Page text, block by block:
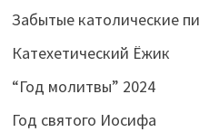
Забытые католические
Катехетический Ёжик
“Год молитвы” 2024
Год святого Иосифа